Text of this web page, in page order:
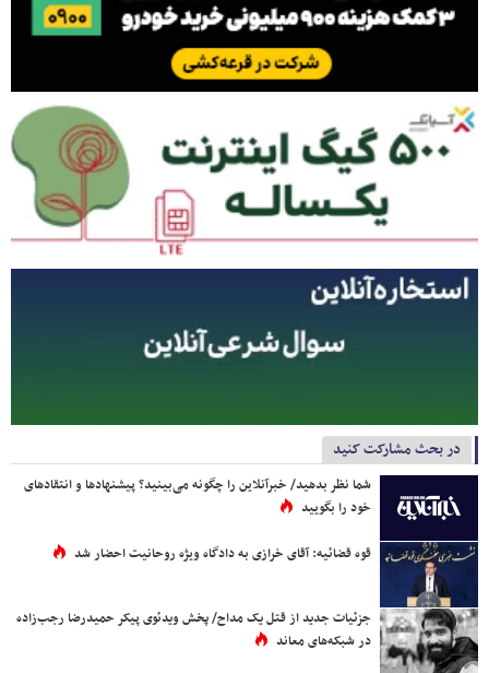
در بحث مشارکت کنید
شما نظر بدهید/ خبرآنلاین را چگونه می‌بینید؟ پیشنهادها و انتقادهای
خود را بگویید
قوه قضائیه: آقای خرازی به دادگاه ویژه روحانیت احضار شد
جزئیات جدید از قتل یک مداح/ پخش ویدئوی پیکر حمیدرضا رجب‌زاده
در شبکه‌های معاند